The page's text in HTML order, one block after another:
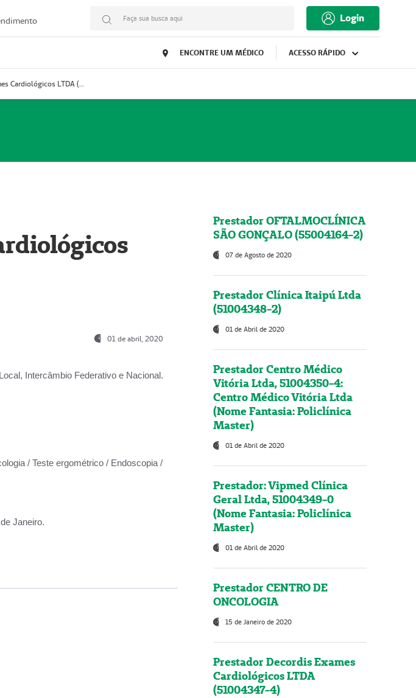
Faça sua busca aqui Login
ENCONTRE UM MÉDICO ACESSO RÁPIDO
Prestador Decordis Exames Cardiológicos LTDA (51004346-0)
01 de abril, 2020
Intercâmbio Federativo e Nacional.
/ Teste ergométrico / Endoscopia /
Janeiro.
Prestador OFTALMOCLÍNICA
SÃO GONÇALO (55004164-2)
07 de Agosto de 2020
Prestador Clínica Itaipú Ltda
(51004348-2)
01 de Abril de 2020
Prestador Centro Médico
Vitória Ltda, 51004350-4:
Centro Médico Vitória Ltda
(Nome Fantasia: Policlínica
Master)
01 de Abril de 2020
Prestador: Vipmed Clínica
Geral Ltda, 51004349-0
(Nome Fantasia: Policlínica
Master)
01 de Abril de 2020
Prestador CENTRO DE
ONCOLOGIA
15 de Janeiro de 2020
Prestador Decordis Exames
Cardiológicos LTDA
(51004347-4)